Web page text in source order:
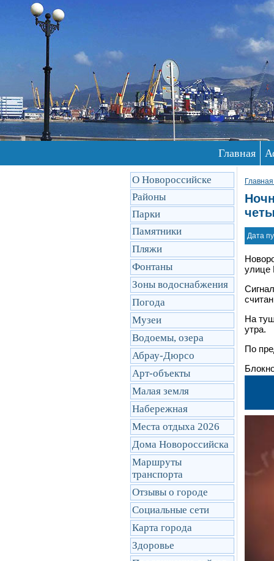
Главная
О Новороссийске
Районы
Парки
Памятники
Пляжи
Фонтаны
Зоны водоснабжения
Погода
Музеи
Водоемы, озера
Абрау-Дюрсо
Арт-объекты
Малая земля
Набережная
Места отдыха 2026
Дома Новороссийска
Маршруты
транcпорта
Отзывы о городе
Социальные сети
Карта города
Здоровье
Дата
улице
На
утра.
По